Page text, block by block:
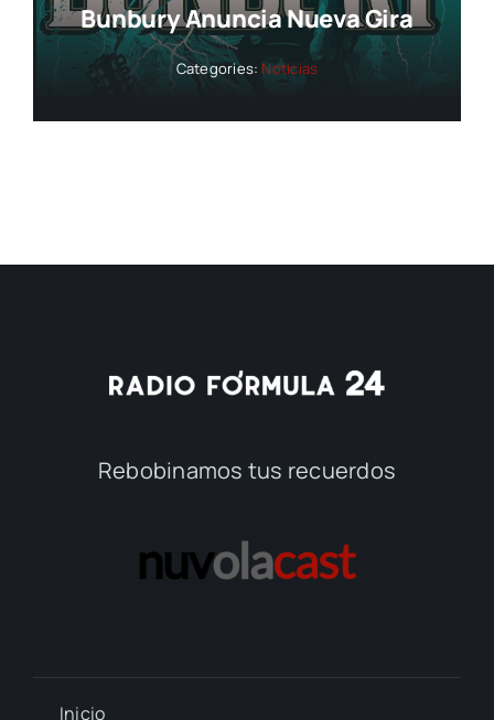
Bunbury Anuncia Nueva Gira
Categories: Noticias
Rebobinamos tus recuerdos
Inicio